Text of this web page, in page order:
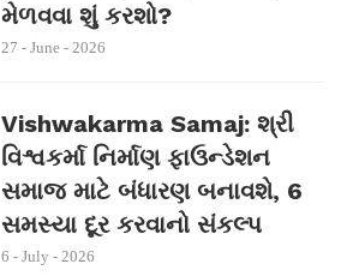
મેળવવા શું કરશો?
27 - June - 2026
Vishwakarma Samaj: શ્રી
વિશ્વકર્મા નિર્માણ ફાઉન્ડેશન
સમાજ માટે બંધારણ બનાવશે, 6
સમસ્યા દૂર કરવાનો સંકલ્પ
6 - July - 2026